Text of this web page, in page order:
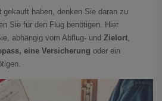
gekauft haben, denken Sie daran zu
Sie für den Flug benötigen. Hier
abhängig vom Abflug- und Zielort,
eine Versicherung oder ein